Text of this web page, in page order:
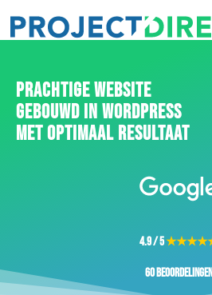
PRACHTIGE WEBSITE
GEBOUWD IN WORDPRESS
MET OPTIMAAL RESULTAAT
4.9 / 5
60 beoordelingen